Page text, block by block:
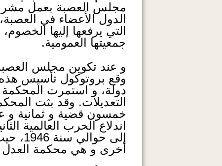
مجلس العصبة بعمل
الدول الأعضاء في
التي يرفعها إليها
جمعيتها العمومية.
و عند تكوين مجلس
خمسون قضية و ثمانية و
اندلاع الحرب العالمية
إلى
أخرى و هي محكمة العدل